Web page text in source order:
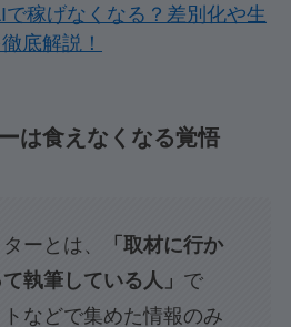
稼げなくなる？差別化や生
底解説！
は食えなくなる覚悟
ーとは、
「取材に行か
執筆している人」 で
などで集めた情報のみ